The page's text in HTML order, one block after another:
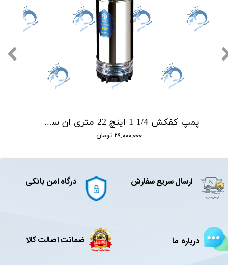
پمپ کفکش 1/4 1 اینچ 22 متری ان سی NC مدل NCH.22.4.1
۲۹,۰۰۰,۰۰۰ تومان
ارسال سریع سفارش درگاه امن بانکی
درباره ما ضمانت اصالت کالا